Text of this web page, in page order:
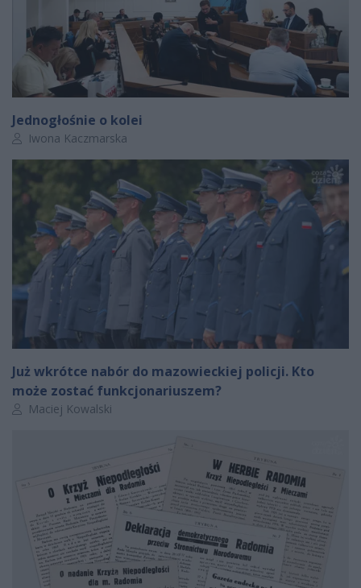
Jednogłośnie o kolei
Autor artykułu:
Iwona Kaczmarska
Już wkrótce nabór do mazowieckiej policji. Kto
może zostać funkcjonariuszem?
Autor artykułu:
Maciej Kowalski